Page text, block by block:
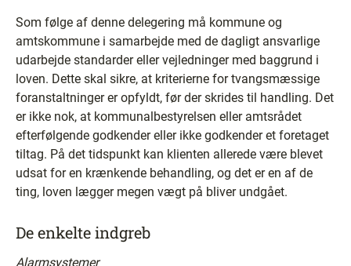
Som følge af denne delegering må kommune og
amtskommune i samarbejde med de dagligt ansvarlige
udarbejde standarder eller vejledninger med baggrund i
loven. Dette skal sikre, at kriterierne for tvangsmæssige
foranstaltninger er opfyldt, før der skrides til handling. Det
er ikke nok, at kommunalbestyrelsen eller amtsrådet
efterfølgende godkender eller ikke godkender et foretaget
tiltag. På det tidspunkt kan klienten allerede være blevet
udsat for en krænkende behandling, og det er en af de
ting, loven lægger megen vægt på bliver undgået.
De enkelte indgreb
Alarmsystemer